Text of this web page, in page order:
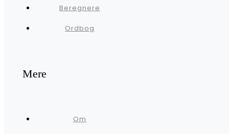
Beregnere
Ordbog
Mere
Om